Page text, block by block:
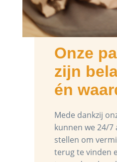
Onze
zijn
én
Mede dankzij
kunnen we 24/7
stellen om
terug te vinden